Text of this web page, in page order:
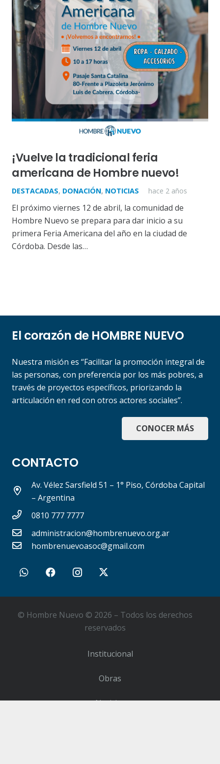
¡Vuelve la tradicional feria
americana de Hombre nuevo!
DESTACADAS, DONACIÓN, NOTICIAS hace 2 años
El próximo viernes 12 de abril, la comunidad de
Hombre Nuevo se prepara para dar inicio a su
primera Feria Americana del año en la ciudad de
Córdoba. Desde las…
El corazón de HOMBRE NUEVO
Nuestra misión es “Facilitar la promoción integral de
las personas, con preferencia por los más pobres, a
través de proyectos específicos, priorizando la
articulación en red con otros actores sociales”.
CONOCER MÁS
CONTACTO
Av. Vélez Sarsfield 51 – 1° Piso, Córdoba Capital
– Argentina
0810 777 7777
administracion@hombrenuevo.org.ar
hombrenuevoasoc@gmail.com
© Hombre Nuevo © 2026 – Todos los derechos
reservados
Institucional
Obras
Noticias